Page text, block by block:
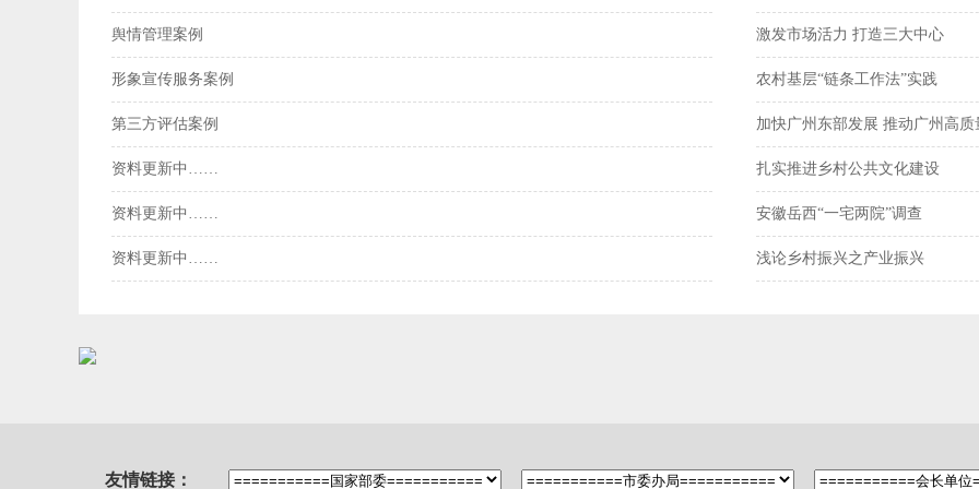
舆情管理案例
形象宣传服务案例
第三方评估案例
资料更新中……
资料更新中……
资料更新中……
激发市场活力 打造三大中心
农村基层“链条工作法”实践
加快广州东部发展 推动广州高质
扎实推进乡村公共文化建设
安徽岳西“一宅两院”调查
浅论乡村振兴之产业振兴
友情链接：